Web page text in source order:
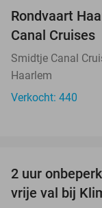
Rondvaart
Canal Cruises
Smidtje Canal
Haarlem
Verkocht: 440
2 uur
vrije val bij